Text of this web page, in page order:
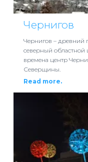
Чернигов
Чернигов – древний
северный
времена центр
Северщины.
Read more.